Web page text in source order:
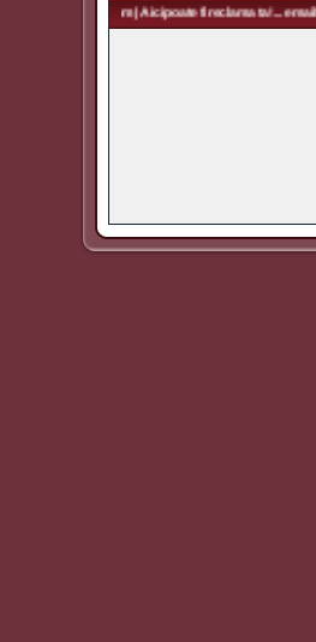
| Aici poate fi reclama ta! ... email: